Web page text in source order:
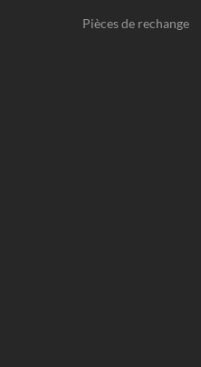
Pièces de rechange